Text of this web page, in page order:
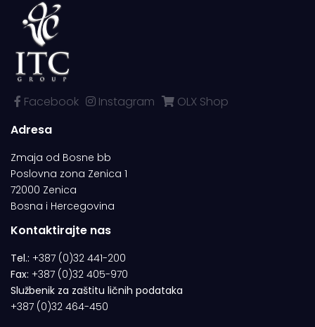
Facebook Instagram
OLX Shop
Adresa
Zmaja od Bosne bb
Poslovna zona Zenica 1
72000 Zenica
Bosna i Hercegovina
Kontaktirajte nas
Tel.: +387 (0)32 441-200
Fax: +387 (0)32 405-970
Službenik za zaštitu ličnih podataka
+387 (0)32 464-450